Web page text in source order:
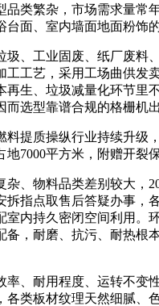
类繁杂，市场需求量
面、室内墙面地面粉饰
工业固废、纸厂废料
工艺，采用工场曲供
生、垃圾减量化环节
选型靠谱合规的格栅机
质操纵行业持续升级
7000平方米，附赠开
物料品类差别较大，
指点取售后答疑办事
内持久密闭空间利用
，耐磨、抗污、耐热
耐用程度、运转不变
类板材纹理天然细腻